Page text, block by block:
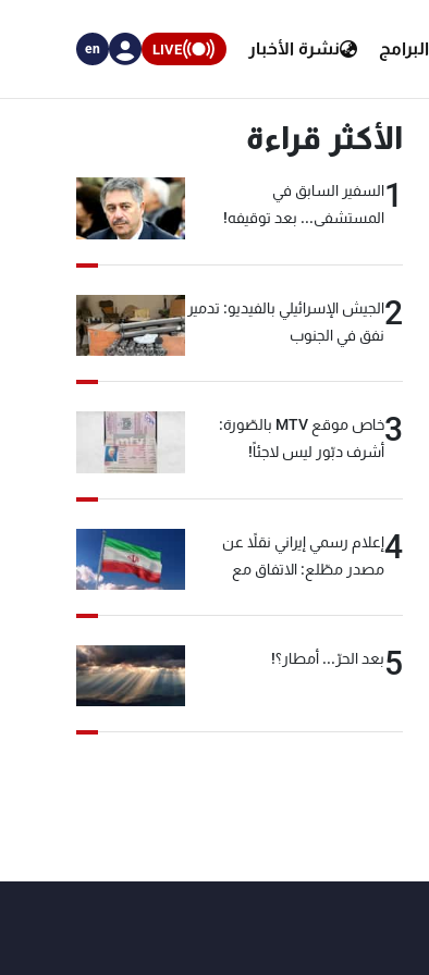
البرامج نشرة الأخبار LIVE
en
الأكثر قراءة
1السفير السابق في
المستشفى... بعد توقيفه!
2الجيش الإسرائيلي بالفيديو: تدمير
نفق في الجنوب
3
خاص موقع MTV بالصّورة:
أشرف دبّور ليس لاجئاً!
4إعلام رسمي إيراني نقلاً عن
مصدر مطّلع: الاتفاق مع
تهدد إيران
5بعد الحرّ... أمطار؟!